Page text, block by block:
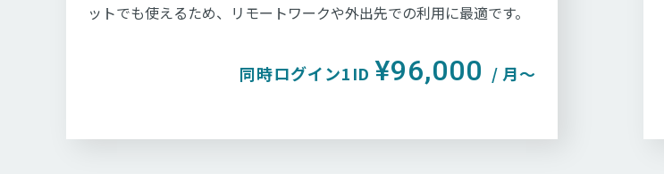
ットでも使えるため、リモートワークや外出先での利用に最適です。
同時ログイン1ID ¥96,000 / 月〜